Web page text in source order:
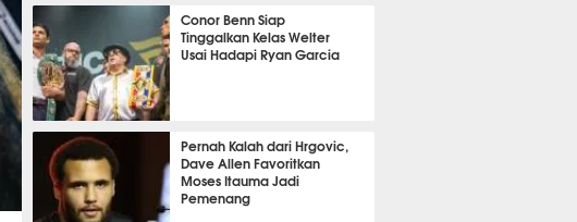
2 jam 57 menit lalu
Conor Benn Siap
Tinggalkan Kelas Welter
Usai Hadapi Ryan Garcia
3 jam 3 menit lalu
Pernah Kalah dari Hrgovic,
Dave Allen Favoritkan
Moses Itauma Jadi
Pemenang